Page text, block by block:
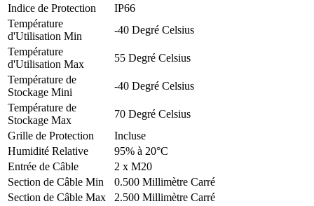
Indice de Protection
IP66
Température
d'Utilisation Min
-40 Degré Celsius
Température
d'Utilisation Max
55 Degré Celsius
Température de
Stockage Mini
-40 Degré Celsius
Température de
Stockage Max
70 Degré Celsius
Grille de Protection
Incluse
Humidité Relative
95% à 20°C
Entrée de Câble
2 x M20
Section de Câble Min
0.500 Millimètre Carré
Section de Câble Max
2.500 Millimètre Carré